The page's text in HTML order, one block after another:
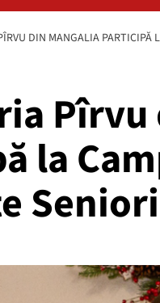
DIN MANGALIA PARTICIPĂ
la